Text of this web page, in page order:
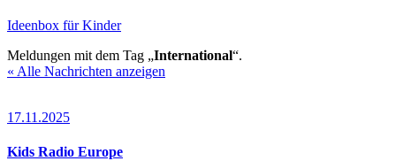
Ideenbox für Kinder
Meldungen mit dem Tag „International“.
« Alle Nachrichten anzeigen
17.11.2025
Kids Radio Europe